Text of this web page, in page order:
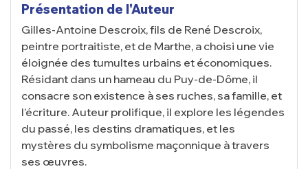
Présentation de l'Auteur
Gilles-Antoine Descroix, fils de René Descroix,
peintre portraitiste, et de Marthe, a choisi une vie
éloignée des tumultes urbains et économiques.
Résidant dans un hameau du Puy-de-Dôme, il
consacre son existence à ses ruches, sa famille, et
l’écriture. Auteur prolifique, il explore les légendes
du passé, les destins dramatiques, et les
mystères du symbolisme maçonnique à travers
ses œuvres.